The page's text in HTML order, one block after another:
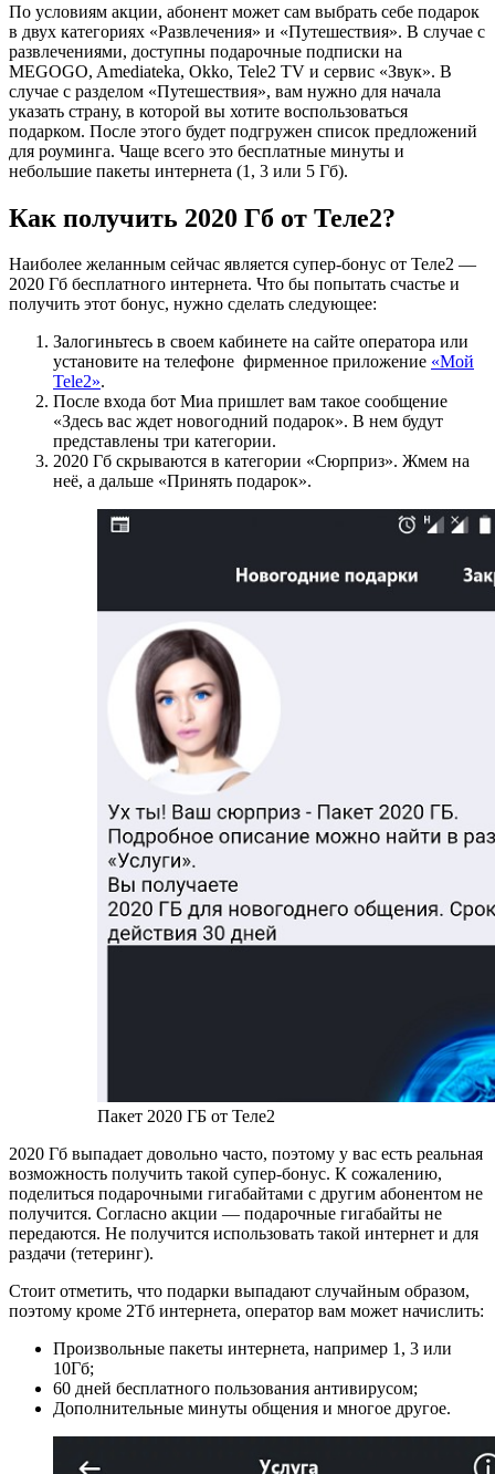
По условиям акции, абонент может сам выбрать себе подарок
в двух категориях «Развлечения» и «Путешествия». В случае с
развлечениями, доступны подарочные подписки на
MEGOGO, Amediateka, Okko, Tele2 TV и сервис «Звук». В
случае с разделом «Путешествия», вам нужно для начала
указать страну, в которой вы хотите воспользоваться
подарком. После этого будет подгружен список предложений
для роуминга. Чаще всего это бесплатные минуты и
небольшие пакеты интернета (1, 3 или 5 Гб).
Как получить 2020 Гб от Теле2?
Наиболее желанным сейчас является супер-бонус от Теле2 —
2020 Гб бесплатного интернета. Что бы попытать счастье и
получить этот бонус, нужно сделать следующее:
Залогиньтесь в своем кабинете на сайте оператора или
установите на телефоне фирменное приложение «Мой
Tele2».
После входа бот Миа пришлет вам такое сообщение
«Здесь вас ждет новогодний подарок». В нем будут
представлены три категории.
2020 Гб скрываются в категории «Сюрприз». Жмем на
неё, а дальше «Принять подарок».
Пакет 2020 ГБ от Теле2
2020 Гб выпадает довольно часто, поэтому у вас есть реальная
возможность получить такой супер-бонус. К сожалению,
поделиться подарочными гигабайтами с другим абонентом не
получится. Согласно акции — подарочные гигабайты не
передаются. Не получится использовать такой интернет и для
раздачи (тетеринг).
Стоит отметить, что подарки выпадают случайным образом,
поэтому кроме 2Тб интернета, оператор вам может начислить:
Произвольные пакеты интернета, например 1, 3 или
10Гб;
60 дней бесплатного пользования антивирусом;
Дополнительные минуты общения и многое другое.